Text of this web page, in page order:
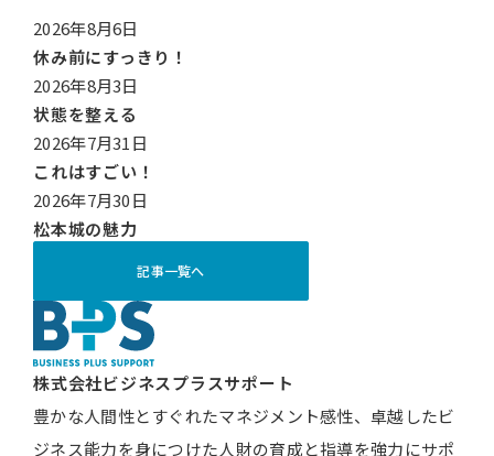
2026年8月6日
休み前にすっきり！
2026年8月3日
状態を整える
2026年7月31日
これはすごい！
2026年7月30日
松本城の魅力
記事一覧へ
株式会社ビジネスプラスサポート
豊かな人間性とすぐれたマネジメント感性、卓越したビ
ジネス能力を身につけた人財の育成と指導を強力にサポ